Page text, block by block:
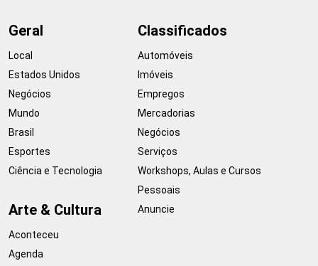
Geral
Local
Estados Unidos
Negócios
Mundo
Brasil
Esportes
Ciência e Tecnologia
Arte & Cultura
Aconteceu
Agenda
Classificados
Automóveis
Imóveis
Empregos
Mercadorias
Negócios
Serviços
Workshops, Aulas e Cursos
Pessoais
Anuncie